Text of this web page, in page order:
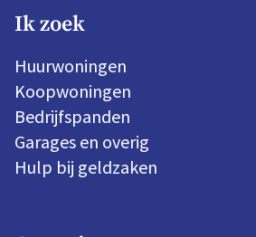
Ik zoek
Huurwoningen
Koopwoningen
Bedrijfspanden
Garages en overig
Hulp bij geldzaken